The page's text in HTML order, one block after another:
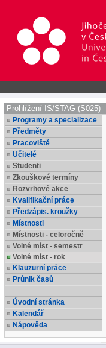
Prohlížení IS/STAG (S025)
Programy a specializace
Předměty
Pracoviště
Učitelé
Studenti
Zkouškové termíny
Rozvrhové akce
Kvalifikační práce
Předzápis. kroužky
Místnosti
Místnosti - celoročně
Volné míst - semestr
Volné míst - rok
Klauzurní práce
Průnik časů
Úvodní stránka
Kalendář
Nápověda